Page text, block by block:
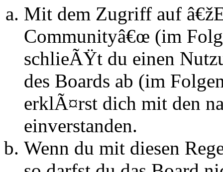
Mit dem Zugriff auf
Communityâ€œ (im
schlieÃŸt du einen
des Boards ab (im
erklÃ¤rst dich mit den
einverstanden.
Wenn du mit diesen